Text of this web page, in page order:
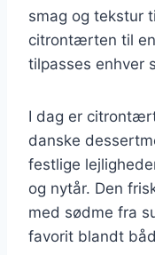
smag og tekstur
citrontærten til
tilpasses enhver
I dag er
danske
festlige
og nytår. Den
med sødme fra
favorit blandt